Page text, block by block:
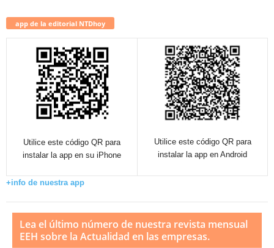
app de la editorial NTDhoy
Utilice este código QR para
instalar la app en su iPhone
Utilice este código QR para
instalar la app en Android
+info de nuestra app
Lea el último número de nuestra revista mensual
EEH sobre la Actualidad en las empresas.